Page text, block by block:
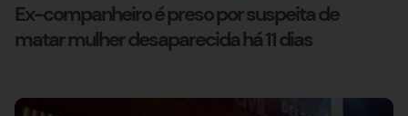
Ex-companheiro é preso por suspeita de
matar mulher desaparecida há 11 dias